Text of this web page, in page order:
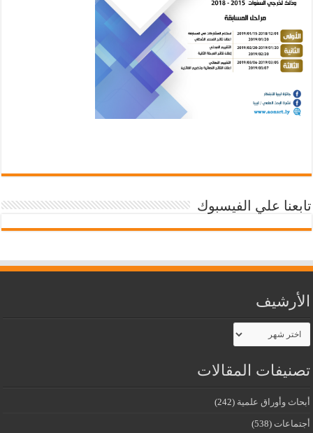
تابعنا علي الفيسبوك
الأرشيف
الأرشيف
تصنيفات المقالات
أبحاث وأوراق علمية (242)
أجتماعات (538)